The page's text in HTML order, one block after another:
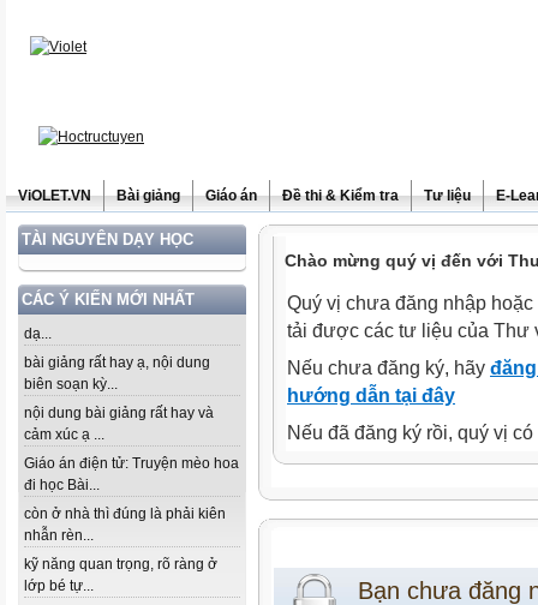
ViOLET.VN Bài giảng Giáo án Đề thi & Kiểm tra Tư liệu E-
TÀI NGUYÊN DẠY HỌC
CÁC Ý KIẾN MỚI NHẤT
dạ...
bài giảng rất hay ạ, nội dung
biên soạn kỳ...
nội dung bài giảng rất hay và
cảm xúc ạ ...
Giáo án điện tử: Truyện mèo hoa
đi học Bài...
còn ở nhà thì đúng là phải kiên
nhẫn rèn...
kỹ năng quan trọng, rõ ràng ở
lớp bé tự...
Chào mừng quý vị đến với
Quý vị chưa đăng nhập
tải được các tư liệu của Thư
Nếu chưa đăng ký, hãy
hướng dẫn tại đây
Nếu đã đăng ký rồi, quý vị
Bạn chưa đăng